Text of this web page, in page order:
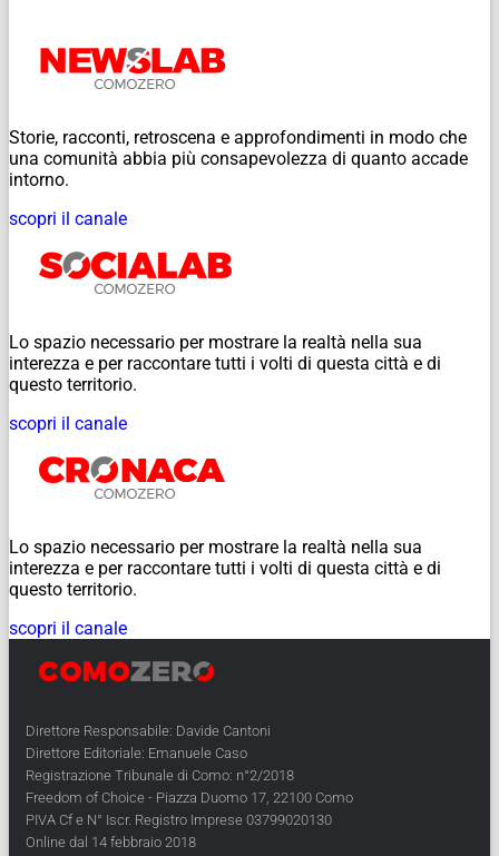
Storie, racconti, retroscena e approfondimenti in modo che
una comunità abbia più consapevolezza di quanto accade
intorno.
scopri il canale
Lo spazio necessario per mostrare la realtà nella sua
interezza e per raccontare tutti i volti di questa città e di
questo territorio.
scopri il canale
Lo spazio necessario per mostrare la realtà nella sua
interezza e per raccontare tutti i volti di questa città e di
questo territorio.
scopri il canale
Direttore Responsabile: Davide Cantoni
Direttore Editoriale: Emanuele Caso
Registrazione Tribunale di Como: n°2/2018
Freedom of Choice - Piazza Duomo 17, 22100 Como
PIVA Cf e N° Iscr. Registro Imprese 03799020130
Online dal 14 febbraio 2018